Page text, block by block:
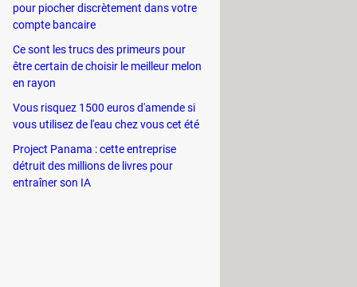
des seuils importants ont été
graphiques intégrés et les
d'un composant essentiel de
pour piocher discrètement dans votre
compte bancaire
Ce sont les trucs des primeurs pour
être certain de choisir le meilleur melon
en rayon
Vous risquez 1500 euros d'amende si
vous utilisez de l'eau chez vous cet été
Project Panama : cette entreprise
détruit des millions de livres pour
entraîner son IA